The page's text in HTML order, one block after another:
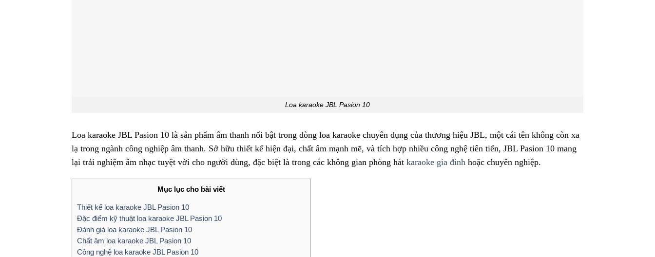
Loa karaoke JBL Pasion 10
Loa karaoke JBL Pasion 10 là sản phẩm âm thanh nổi bật trong dòng loa karaoke chuyên dụng của thương hiệu JBL, một cái tên không còn xa
lạ trong ngành công nghiệp âm thanh. Sở hữu thiết kế hiện đại, chất âm mạnh mẽ, và tích hợp nhiều công nghệ tiên tiến, JBL Pasion 10 mang
lại trải nghiệm âm nhạc tuyệt vời cho người dùng, đặc biệt là trong các không gian phòng hát karaoke gia đình hoặc chuyên nghiệp.
Mục lục cho bài viết
Thiết kế loa karaoke JBL Pasion 10
Đặc điểm kỹ thuật loa karaoke JBL Pasion 10
Đánh giá loa karaoke JBL Pasion 10
Chất âm loa karaoke JBL Pasion 10
Công nghệ loa karaoke JBL Pasion 10